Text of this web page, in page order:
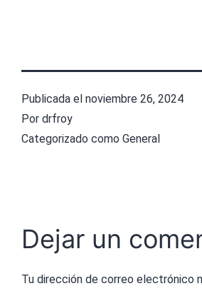
Publicada el noviembre 26, 2024
Por drfroy
Categorizado como General
Dejar un
Tu dirección de correo electrónico